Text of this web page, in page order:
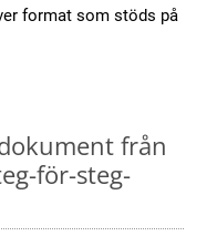
format som stöds på
från
för-steg-